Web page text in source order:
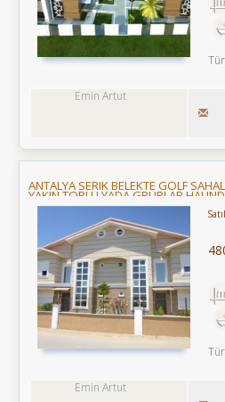
Emin Artut
ANTALYA SERIK BELEKTE GOLF
YAKIN TOPLU YADA GRUPLAR
M2 TRIPLEX VILLALAR
Emin Artut